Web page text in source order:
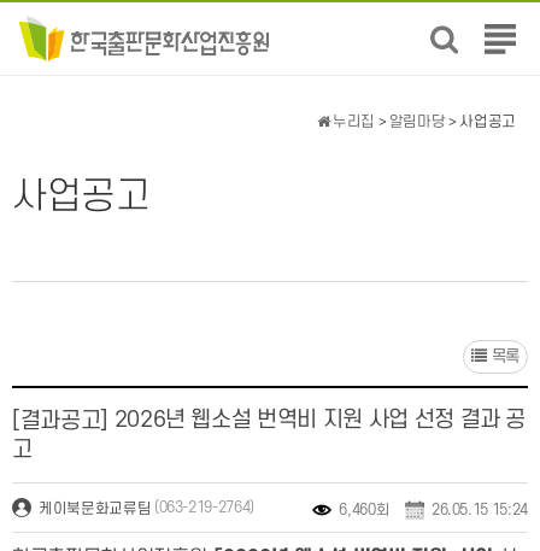
전
뉴
사업공고
누리집 > 알림마당 > 사업공고
목록
[결과공고]
2026년 웹소설 번역비 지원 사업 선정 결과 공
고
케이북문화교류팀 (063-219-2764) 6,460회 26.05.15 15:24